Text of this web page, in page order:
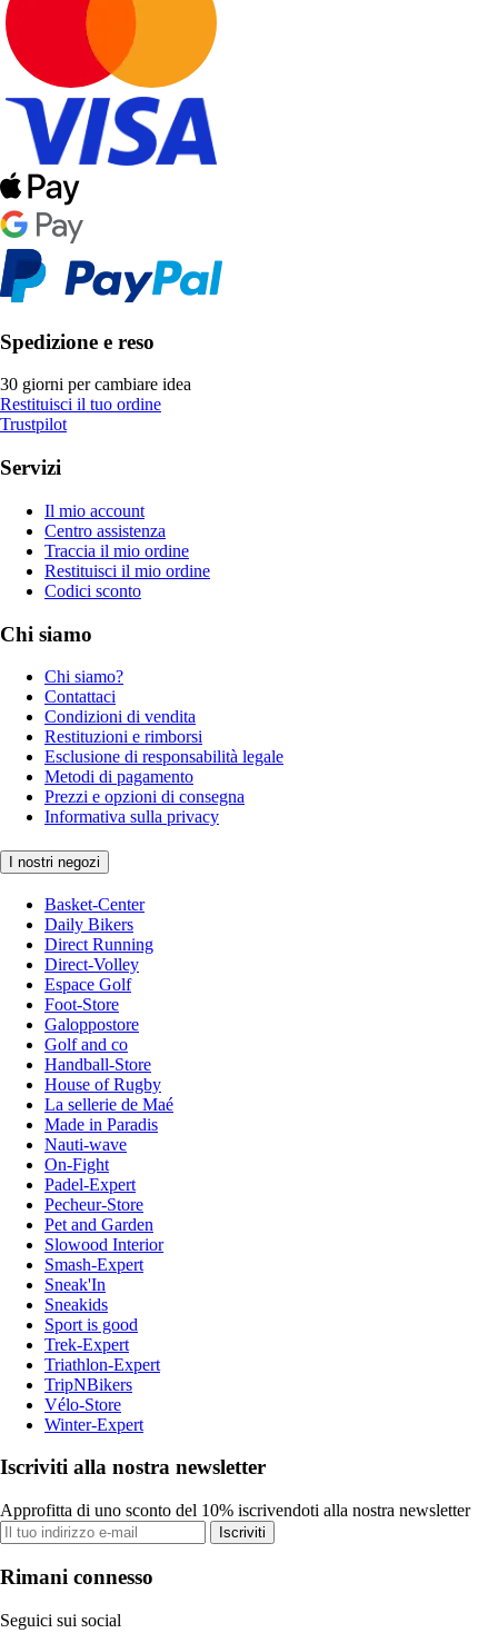
Spedizione e reso
30 giorni per cambiare idea
Restituisci il tuo ordine
Trustpilot
Servizi
Il mio account
Centro assistenza
Traccia il mio ordine
Restituisci il mio ordine
Codici sconto
Chi siamo
Chi siamo?
Contattaci
Condizioni di vendita
Restituzioni e rimborsi
Esclusione di responsabilità legale
Metodi di pagamento
Prezzi e opzioni di consegna
Informativa sulla privacy
I nostri negozi
Basket-Center
Daily Bikers
Direct Running
Direct-Volley
Espace Golf
Foot-Store
Galoppostore
Golf and co
Handball-Store
House of Rugby
La sellerie de Maé
Made in Paradis
Nauti-wave
On-Fight
Padel-Expert
Pecheur-Store
Pet and Garden
Slowood Interior
Smash-Expert
Sneak'In
Sneakids
Sport is good
Trek-Expert
Triathlon-Expert
TripNBikers
Vélo-Store
Winter-Expert
Iscriviti alla nostra newsletter
Approfitta di uno sconto del 10% iscrivendoti alla nostra newsletter
Iscriviti
Rimani connesso
Seguici sui social